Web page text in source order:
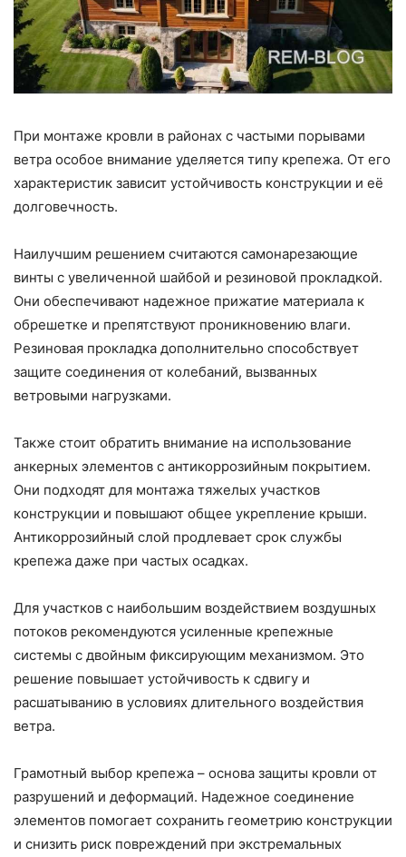
При монтаже кровли в районах с частыми порывами
ветра особое внимание уделяется типу крепежа. От его
характеристик зависит устойчивость конструкции и её
долговечность.
Наилучшим решением считаются самонарезающие
винты с увеличенной шайбой и резиновой прокладкой.
Они обеспечивают надежное прижатие материала к
обрешетке и препятствуют проникновению влаги.
Резиновая прокладка дополнительно способствует
защите соединения от колебаний, вызванных
ветровыми нагрузками.
Также стоит обратить внимание на использование
анкерных элементов с антикоррозийным покрытием.
Они подходят для монтажа тяжелых участков
конструкции и повышают общее укрепление крыши.
Антикоррозийный слой продлевает срок службы
крепежа даже при частых осадках.
Для участков с наибольшим воздействием воздушных
потоков рекомендуются усиленные крепежные
системы с двойным фиксирующим механизмом. Это
решение повышает устойчивость к сдвигу и
расшатыванию в условиях длительного воздействия
ветра.
Грамотный выбор крепежа – основа защиты кровли от
разрушений и деформаций. Надежное соединение
элементов помогает сохранить геометрию конструкции
и снизить риск повреждений при экстремальных